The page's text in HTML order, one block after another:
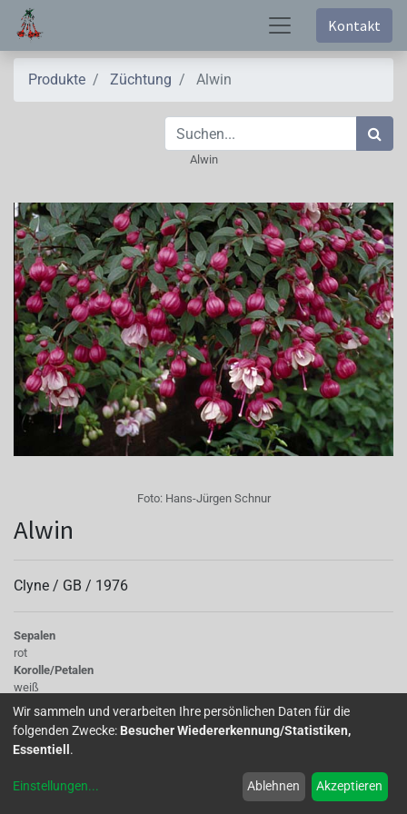
Kontakt
Produkte Züchtung Alwin
Alwin
Foto: Hans-Jürgen Schnur
Alwin
Clyne / GB / 1976
Sepalen
rot
Korolle/Petalen
weiß
Knospe/Blüte
halb gefüllt, klein
Wuchs
halb hängend
Wir sammeln und verarbeiten Ihre persönlichen Daten für die
folgenden Zwecke: Besucher Wiedererkennung/Statistiken,
Essentiell .
Einstellungen... Ablehnen Akzeptieren